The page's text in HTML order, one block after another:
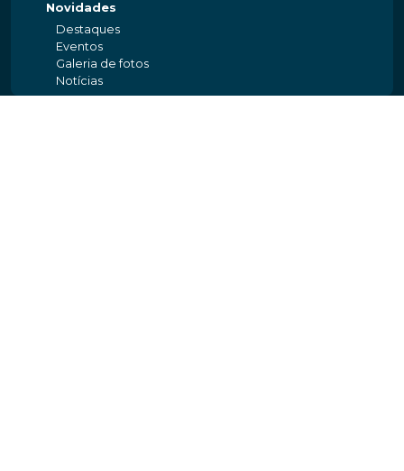
Novidades
Destaques
Eventos
Galeria de fotos
Notícias